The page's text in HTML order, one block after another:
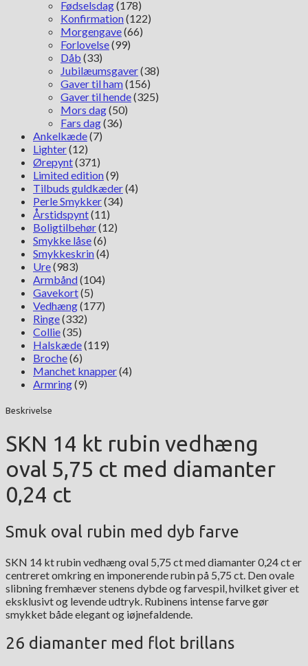
Fødselsdag(178)
Konfirmation(122)
Morgengave(66)
Forlovelse(99)
Dåb (33)
Jubilæumsgaver(38)
Gaver til ham(156)
Gaver til hende(325)
Mors dag(50)
Fars dag(36)
Ankelkæde(7)
Lighter(12)
Ørepynt(371)
Limited edition(9)
Tilbuds guldkæder(4)
Perle Smykker(34)
Årstidspynt(11)
Boligtilbehør(12)
Smykke låse(6)
Smykkeskrin(4)
Ure(983)
Armbånd(104)
Gavekort(5)
Vedhæng(177)
Ringe(332)
Collie(35)
Halskæde(119)
Broche(6)
Manchet knapper(4)
Armring(9)
Beskrivelse
SKN 14 kt rubin vedhæng
oval 5,75 ct med diamanter
0,24 ct
Smuk oval rubin med dyb farve
SKN 14 kt rubin vedhæng oval 5,75 ct med diamanter 0,24 ct er
centreret omkring en imponerende rubin på 5,75 ct. Den ovale
slibning fremhæver stenens dybde og farvespil, hvilket giver et
eksklusivt og levende udtryk. Rubinens intense farve gør
smykket både elegant og iøjnefaldende.
26 diamanter med flot brillans